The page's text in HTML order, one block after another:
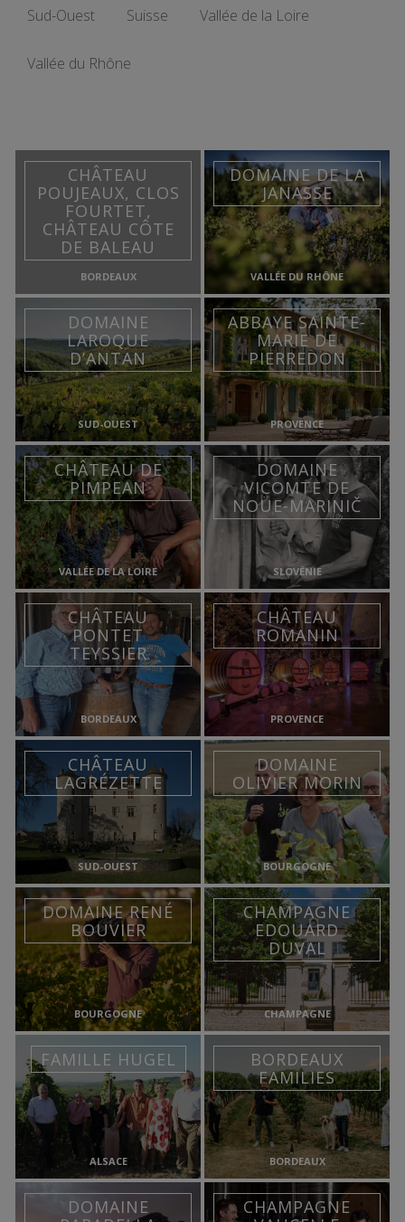
Sud-Ouest Suisse Vallée de la Loire
Vallée du Rhône
CHÂTEAU
POUJEAUX, CLOS
FOURTET,
CHÂTEAU CÔTE
DE BALEAU
BORDEAUX
DOMAINE DE LA
JANASSE
VALLÉE DU RHÔNE
DOMAINE
LAROQUE
D’ANTAN
SUD-OUEST
ABBAYE SAINTE-
MARIE DE
PIERREDON
PROVENCE
CHÂTEAU DE
PIMPEAN
VALLÉE DE LA LOIRE
DOMAINE
VICOMTE DE
NOÜE-MARINIČ
SLOVÉNIE
CHÂTEAU
PONTET
TEYSSIER
BORDEAUX
CHÂTEAU
ROMANIN
PROVENCE
CHÂTEAU
LAGRÉZETTE
SUD-OUEST
DOMAINE
OLIVIER MORIN
BOURGOGNE
DOMAINE RENÉ
BOUVIER
BOURGOGNE
CHAMPAGNE
EDOUARD
DUVAL
CHAMPAGNE
FAMILLE HUGEL
ALSACE
BORDEAUX
FAMILIES
BORDEAUX
DOMAINE
CHAMPAGNE